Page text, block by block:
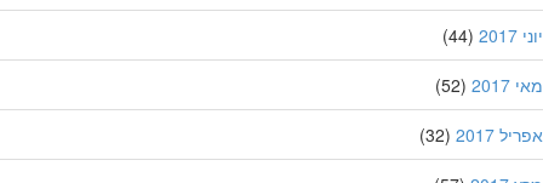
(44)
(52)
2017
(32)